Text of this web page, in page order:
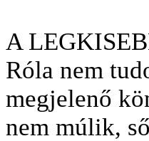
A
Róla nem
megjelenő
nem múlik,